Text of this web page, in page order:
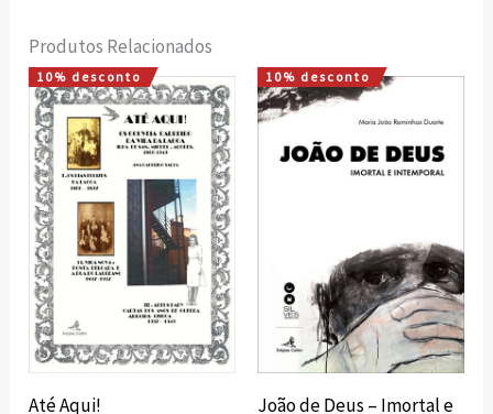
Produtos Relacionados
10% desconto
Até Aqui!
O
preço
original
era:
17,50 €.
O
preço
atual
é:
15,75 €.
10% desconto
João de Deus – Imortal e
O
preço
original
era:
25,00 €.
O
atual
é:
22,50 €.